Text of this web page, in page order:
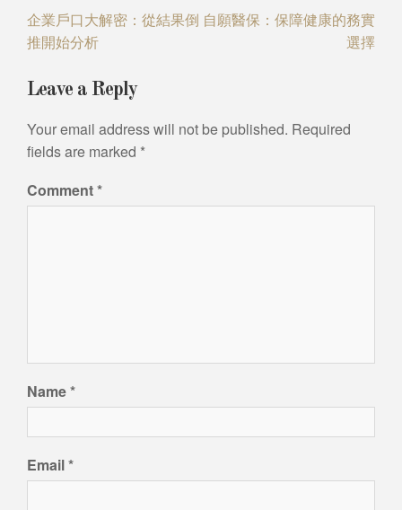
Post
navigation
企業戶口大解密：從結果倒
推開始分析
自願醫保：保障健康的務實
選擇
Leave a Reply
Your email address will not be published. Required
fields are marked *
Comment*
Name*
Email*